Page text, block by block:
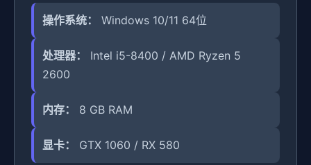
操作系统： Windows 10/11 64位
处理器：
Intel i5-8400 / AMD Ryzen 5
2600
内存： 8 GB RAM
显卡： GTX 1060 / RX 580